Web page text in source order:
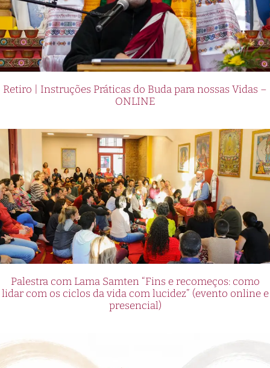
Retiro | Instruções Práticas do Buda para nossas Vidas –
ONLINE
Palestra com Lama Samten “Fins e recomeços: como
lidar com os ciclos da vida com lucidez” (evento online e
presencial)